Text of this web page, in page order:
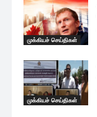
முக்கியச் செய்திகள்
முக்கியச் செய்திகள்